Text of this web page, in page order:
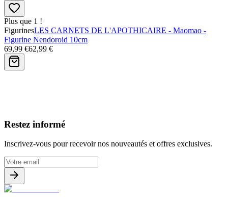
Plus que 1 !
FigurinesLES CARNETS DE L'APOTHICAIRE - Maomao -
Figurine Nendoroid 10cm
69,99 €62,99 €
Restez informé
Inscrivez-vous pour recevoir nos nouveautés et offres exclusives.